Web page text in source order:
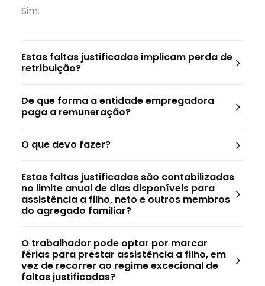
Sim.
Estas faltas justificadas implicam perda de
retribuição?
De que forma a entidade empregadora
paga a remuneração?
O que devo fazer?
Estas faltas justificadas são contabilizadas
no limite anual de dias disponíveis para
assistência a filho, neto e outros membros
do agregado familiar?
O trabalhador pode optar por marcar
férias para prestar assistência a filho, em
vez de recorrer ao regime excecional de
faltas justificadas?